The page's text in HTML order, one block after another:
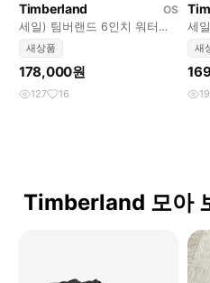
Timberland
OS
세일) 팀버랜드 6인치 워터프
루프 블랙
새상품
178,000원
127 16
세
터
새
Timberland 모아